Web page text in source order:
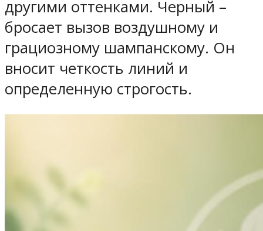
другими оттенками. Черный –
бросает вызов воздушному и
грациозному шампанскому. Он
вносит четкость линий и
определенную строгость.